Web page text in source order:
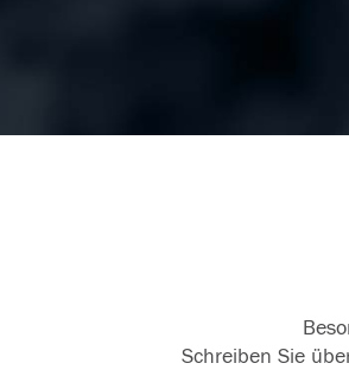
Schreiben Sie